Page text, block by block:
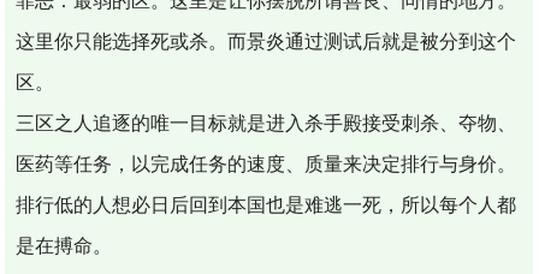
这里你只能选择死或杀。而景炎通过测试后就是被分到这个
区。
三区之人追逐的唯一目标就是进入杀手殿接受刺杀、夺物、
医药等任务，以完成任务的速度、质量来决定排行与身价。
排行低的人想必日后回到本国也是难逃一死，所以每个人都
是在搏命。